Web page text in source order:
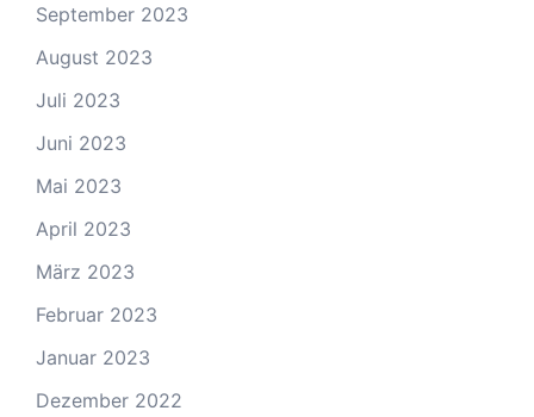
September 2023
August 2023
Juli 2023
Juni 2023
Mai 2023
April 2023
März 2023
Februar 2023
Januar 2023
Dezember 2022